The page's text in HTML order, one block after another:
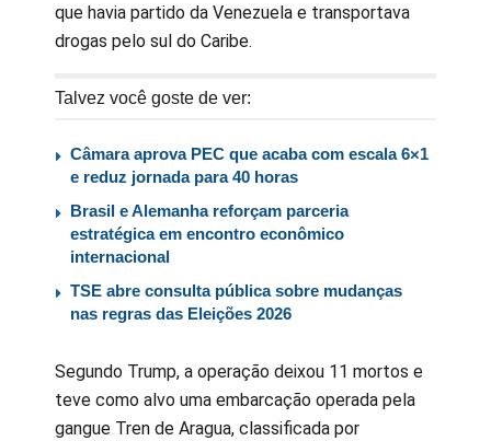
que havia partido da Venezuela e transportava
drogas pelo sul do Caribe.
Talvez você goste de ver:
Câmara aprova PEC que acaba com escala 6×1
e reduz jornada para 40 horas
Brasil e Alemanha reforçam parceria
estratégica em encontro econômico
internacional
TSE abre consulta pública sobre mudanças
nas regras das Eleições 2026
Segundo Trump, a operação deixou 11 mortos e
teve como alvo uma embarcação operada pela
gangue Tren de Aragua, classificada por